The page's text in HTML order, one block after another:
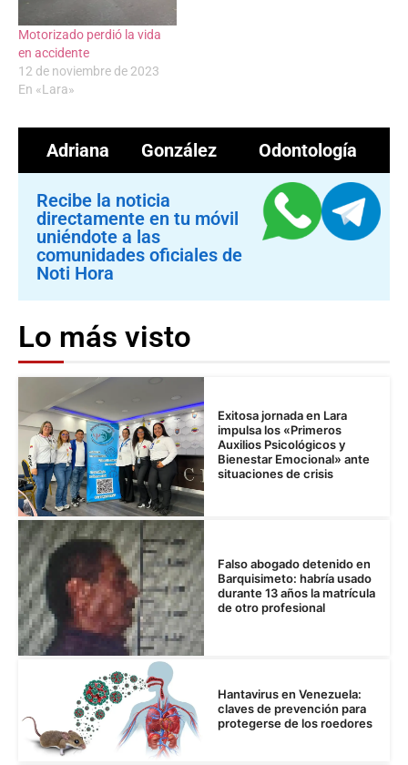
Motorizado perdió la vida
en accidente
12 de noviembre de 2023
En «Lara»
Adriana González Odontología
Recibe la noticia
directamente en tu móvil
uniéndote a las
comunidades oficiales de
Noti Hora
Lo más visto
Exitosa jornada en Lara
impulsa los «Primeros
Auxilios Psicológicos y
Bienestar Emocional» ante
situaciones de crisis
Falso abogado detenido en
Barquisimeto: habría usado
durante 13 años la matrícula
de otro profesional
Hantavirus en Venezuela:
claves de prevención para
protegerse de los roedores